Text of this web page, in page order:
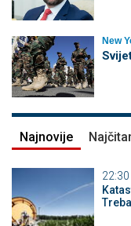
New
Najnovije
22:30